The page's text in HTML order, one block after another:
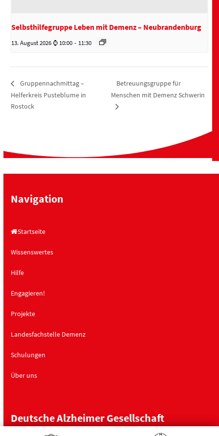
Selbsthilfegruppe Leben mit Demenz – Neubrandenburg
13. August 2026 ⌚ 10:00 - 11:30
Gruppennachmittag –
Helferkreis Pusteblume in
Rostock
Betreuungsgruppe für
Menschen mit Demenz Schwerin
Navigation
Startseite
Wissenswertes
Hilfe
Engagieren!
Projekte
Landesfachstelle Demenz
Schulungen
Über uns
Deutsche Alzheimer Gesellschaft